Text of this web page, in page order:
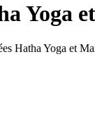
Yoga
Hatha Yoga et